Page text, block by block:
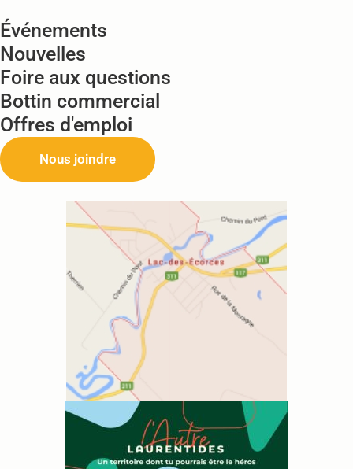
Événements
Nouvelles
Foire aux questions
Bottin commercial
Offres d'emploi
Nous joindre